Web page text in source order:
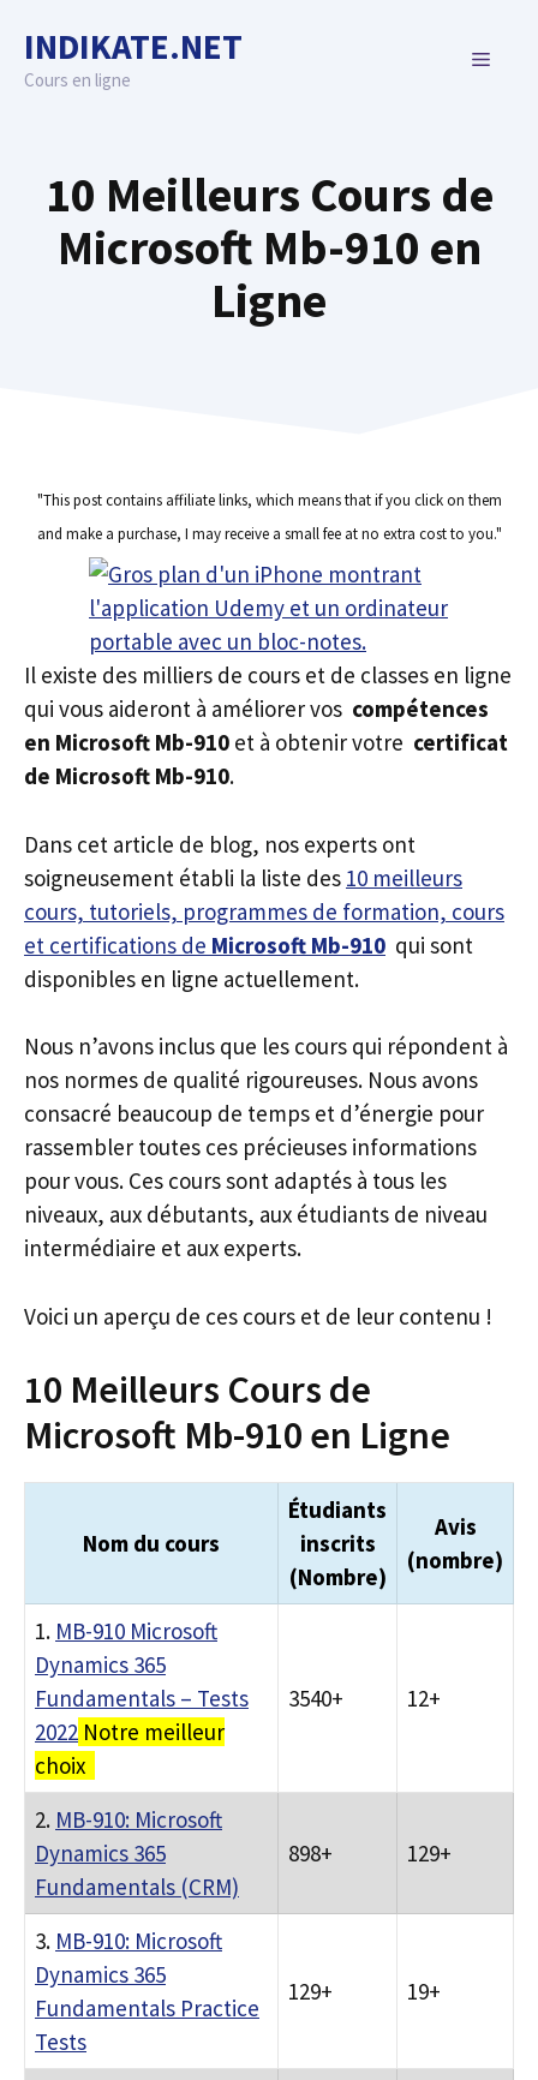
content
INDIKATE.NET
Cours en ligne
MENU
10 Meilleurs Cours de
Microsoft Mb-910 en
Ligne
"This post contains affiliate links, which means that if you click on them
and make a purchase, I may receive a small fee at no extra cost to you."
Il existe des milliers de cours et de classes en ligne
qui vous aideront à améliorer vos compétences
en Microsoft Mb-910 et à obtenir votre certificat
de Microsoft Mb-910.
Dans cet article de blog, nos experts ont
soigneusement établi la liste des 10 meilleurs
cours, tutoriels, programmes de formation, cours
et certifications de Microsoft Mb-910 qui sont
disponibles en ligne actuellement.
Nous n’avons inclus que les cours qui répondent à
nos normes de qualité rigoureuses. Nous avons
consacré beaucoup de temps et d’énergie pour
rassembler toutes ces précieuses informations
pour vous. Ces cours sont adaptés à tous les
niveaux, aux débutants, aux étudiants de niveau
intermédiaire et aux experts.
Voici un aperçu de ces cours et de leur contenu !
10 Meilleurs Cours de
Microsoft Mb-910 en Ligne
Nom du cours
Étudiants
inscrits
(Nombre)
Avis
(nombre)
1. MB-910 Microsoft
Dynamics 365
Fundamentals – Tests
2022 Notre meilleur
choix
3540+ 12+
2. MB-910: Microsoft
Dynamics 365
Fundamentals (CRM)
898+ 129+
3. MB-910: Microsoft
Dynamics 365
Fundamentals Practice
Tests
129+ 19+